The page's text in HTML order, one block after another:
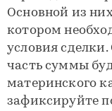
Основной из
котором
условия
часть суммы
материнского
зафиксируйте